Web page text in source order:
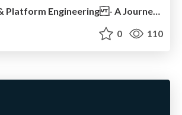
DevOps, SRE & Platform Engineering - A Journey Toward the Ideal Development Environment
0 110